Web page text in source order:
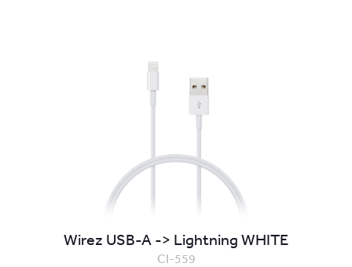
Wirez USB-A -> Lightning WHITE
CI-559